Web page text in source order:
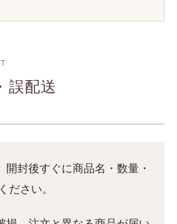
誤配送
開封後すぐに商品名・数量・
ださい。